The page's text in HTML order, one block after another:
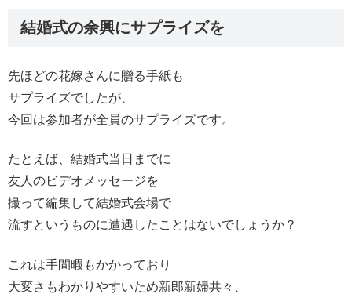
結婚式の余興にサプライズを
先ほどの花嫁さんに贈る手紙も
サプライズでしたが、
今回は参加者が全員のサプライズです。
たとえば、結婚式当日までに
友人のビデオメッセージを
撮って編集して結婚式会場で
流すというものに遭遇したことはないでしょうか？
これは手間暇もかかっており
大変さもわかりやすいため新郎新婦共々、